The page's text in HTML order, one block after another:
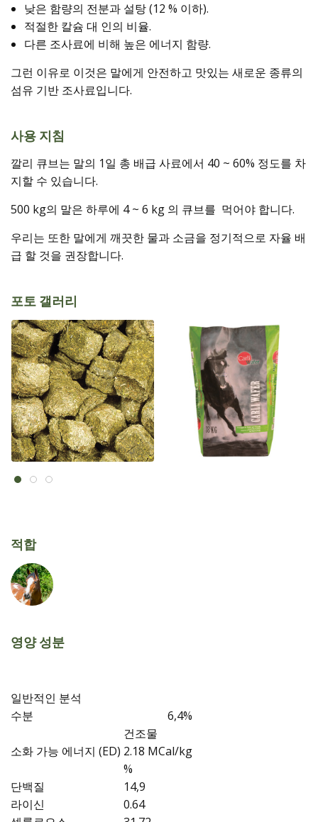
낮은 함량의 전분과 설탕 (12 % 이하).
적절한 칼슘 대 인의 비율.
다른 조사료에 비해 높은 에너지 함량.
그런 이유로 이것은 말에게 안전하고 맛있는 새로운 종류의
섬유 기반 조사료입니다.
사용 지침
깔리 큐브는 말의 1일 총 배급 사료에서 40 ~ 60% 정도를 차
지할 수 있습니다.
500 kg의 말은 하루에 4 ~ 6 kg 의 큐브를 먹어야 합니다.
우리는 또한 말에게 깨끗한 물과 소금을 정기적으로 자율 배
급 할 것을 권장합니다.
포토 갤러리
적합
영양 성분
일반적인 분석
수분
6,4%
건조물
소화 가능 에너지 (ED) 2.18 MCal/kg
%
단백질
14,9
라이신
0.64